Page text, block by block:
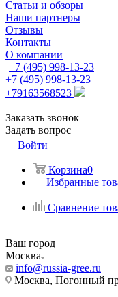
Статьи и обзоры
Наши партнеры
Отзывы
Контакты
О компании
+7 (495) 998-13-23
+7 (495) 998-13-23
+79163568523
Заказать звонок
Задать вопрос
Войти
Корзина0
Избранные
Сравнение
Ваш город
Москва
info@russia-gree.ru
Москва, Погонный